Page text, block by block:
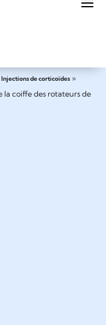
Injections de corticoïdes»
coiffe des rotateurs de